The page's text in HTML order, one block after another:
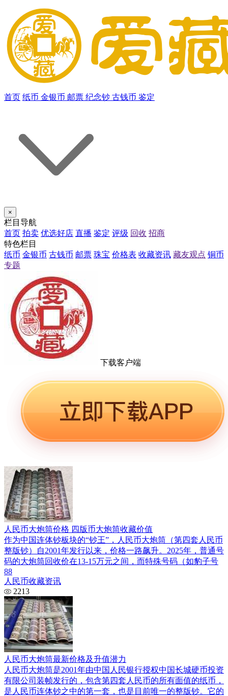
首页 纸币 金银币 邮票 纪念钞 古钱币 鉴定
×
栏目导航
首页 拍卖 优选好店 直播 鉴定 评级 回收 招商
特色栏目
纸币 金银币 古钱币 邮票 珠宝 价格表 收藏资讯 藏友观点 铜币
专题
下载客户端
人民币大炮筒价格 四版币大炮筒收藏价值
作为中国连体钞板块的“钞王”，人民币大炮筒（第四套人民币
整版钞）自2001年发行以来，价格一路飙升。2025年，普通号
码的大炮筒回收价在13-15万元之间，而特殊号码（如豹子号
88
人民币收藏资讯
2213
人民币大炮筒最新价格及升值潜力
人民币大炮筒是2001年由中国人民银行授权中国长城硬币投资
有限公司装帧发行的，包含第四套人民币的所有面值的纸币，
是人民币连体钞之中的第一套，也是目前唯一的整版钞。它的